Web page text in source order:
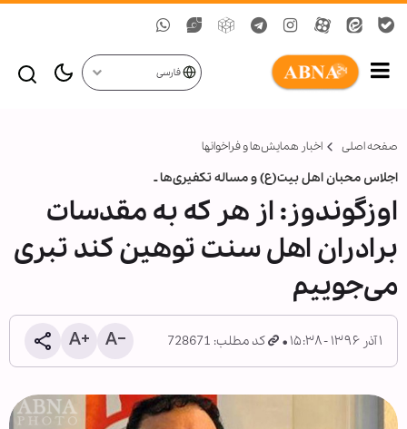
فارسی
صفحه اصلی اخبار همايش‌ها و فراخوان‏ها
اجلاس محبان اهل بیت(ع) و مساله تکفیری‌ها ـ
اوزگوندوز: از هر که به مقدسات
برادران اهل سنت توهین کند تبری
می‌جوییم
۱ آذر ۱۳۹۶ - ۱۵:۳۸ کد مطلب: 728671